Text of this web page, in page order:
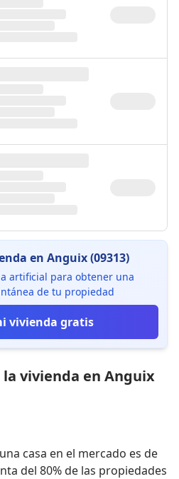
en Anguix (09313)
artificial para obtener una
de tu propiedad
vivienda gratis
vivienda en Anguix
casa en el mercado es de
del 80% de las propiedades